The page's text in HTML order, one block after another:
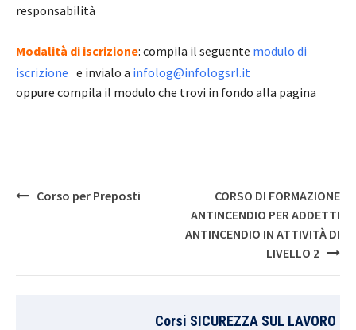
responsabilità
Modalità di iscrizione: compila il seguente modulo di
iscrizione e invialo a infolog@infologsrl.it
oppure compila il modulo che trovi in fondo alla pagina
PostCorso per Preposti
CORSO DI FORMAZIONE
ANTINCENDIO PER ADDETTI
ANTINCENDIO IN ATTIVITÀ DI
LIVELLO 2
Corsi SICUREZZA SUL LAVORO